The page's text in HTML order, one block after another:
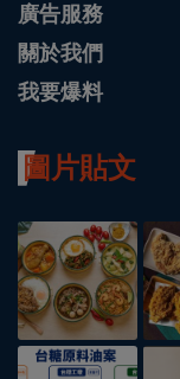
廣告服務
關於我們
我要爆料
圖片貼文